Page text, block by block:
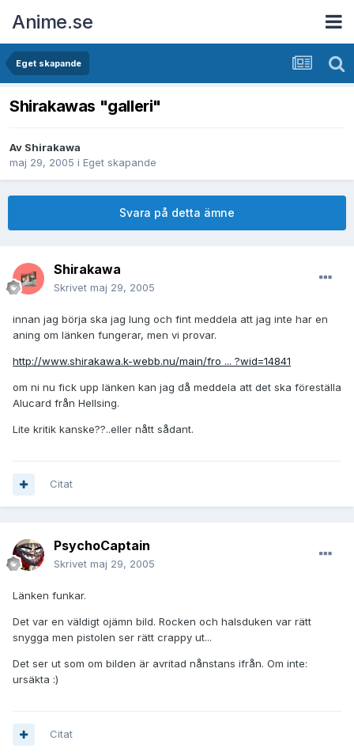
Anime.se
Eget skapande
Shirakawas "galleri"
Av Shirakawa
maj 29, 2005 i Eget skapande
Svara på detta ämne
Shirakawa
Skrivet maj 29, 2005
innan jag börja ska jag lung och fint meddela att jag inte har en
aning om länken fungerar, men vi provar.
http://www.shirakawa.k-webb.nu/main/fro ... ?wid=14841
om ni nu fick upp länken kan jag då meddela att det ska föreställa
Alucard från Hellsing.
Lite kritik kanske??..eller nått sådant.
Citat
PsychoCaptain
Skrivet maj 29, 2005
Länken funkar.
Det var en väldigt ojämn bild. Rocken och halsduken var rätt
snygga men pistolen ser rätt crappy ut...
Det ser ut som om bilden är avritad nånstans ifrån. Om inte:
ursäkta :)
Citat